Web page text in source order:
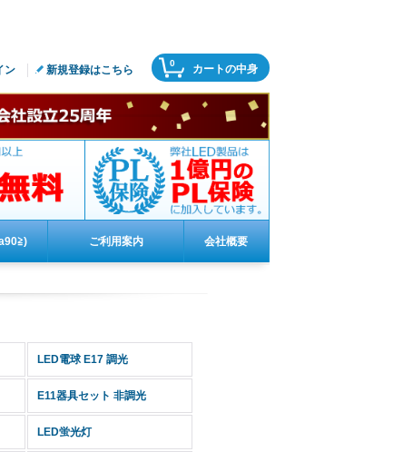
0 カートの中身
ン 新規登録はこちら
ご利用案内
会社概要
LED電球 E17 調光
E11器具セット 非調光
LED蛍光灯